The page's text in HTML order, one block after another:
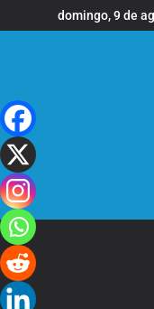
al
domingo, 9 de